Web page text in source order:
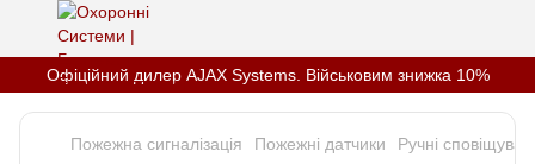
Офіційний дилер AJAX Systems. Військовим знижка 10%
Пожежна сигналізація Пожежні датчики Ручні сповіщувачі